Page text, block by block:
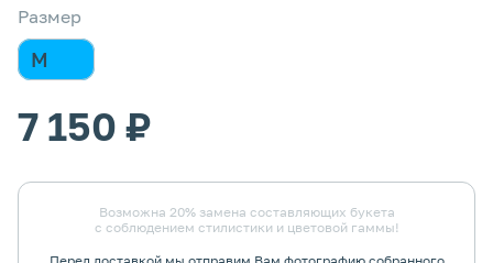
Размер
M
7 150 ₽
Возможна 20% замена составляющих букета
с соблюдением стилистики и цветовой гаммы!